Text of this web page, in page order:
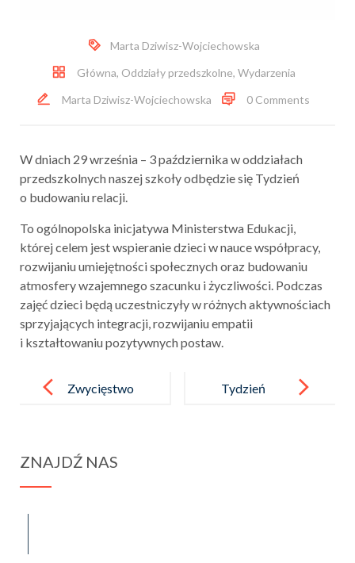
Marta Dziwisz-Wojciechowska
Główna, Oddziały przedszkolne, Wydarzenia
Marta Dziwisz-Wojciechowska
0 Comments
W dniach 29 września – 3 października w oddziałach
przedszkolnych naszej szkoły odbędzie się Tydzień
o budowaniu relacji.
To ogólnopolska inicjatywa Ministerstwa Edukacji,
której celem jest wspieranie dzieci w nauce współpracy,
rozwijaniu umiejętności społecznych oraz budowaniu
atmosfery wzajemnego szacunku i życzliwości. Podczas
zajęć dzieci będą uczestniczyły w różnych aktywnościach
sprzyjających integracji, rozwijaniu empatii
i kształtowaniu pozytywnych postaw.
navigationZwycięstwo
„Orlik”
Tydzień
ZNAJDŹ NAS